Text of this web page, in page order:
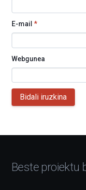
E-mail *
Webgunea
Bidali iruzkina
Beste proiektu